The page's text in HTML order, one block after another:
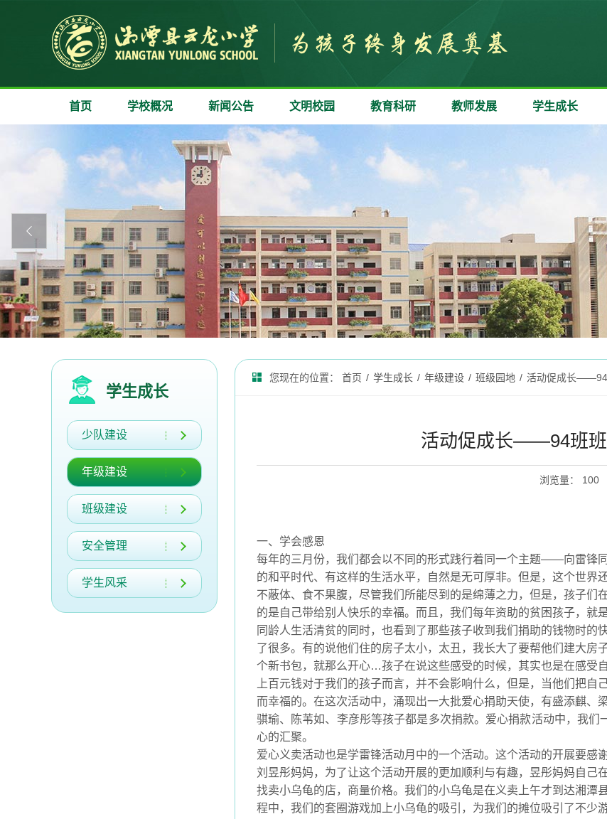
首页 学校概况 新闻公告 文明校园 教育科研 教师发展 学生成长

学生成长
少队建设
年级建设
班级建设
安全管理
学生风采
您现在的位置： 首页 / 学生成长 / 年级建设 / 班级园地 / 活动促成长——94
活动促成长——94班
浏览量： 100
一、学会感恩
每年的三月份，我们都会以不同的形式践行着同一个主题——向雷锋同
的和平时代、有这样的生活水平，自然是无可厚非。但是，这个世界
不蔽体、食不果腹，尽管我们所能尽到的是绵薄之力，但是，孩子们
的是自己带给别人快乐的幸福。而且，我们每年资助的贫困孩子，就
同龄人生活清贫的同时，也看到了那些孩子收到我们捐助的钱物时
了很多。有的说他们住的房子太小，太丑，我长大了要帮他们建大房
个新书包，就那么开心…孩子在说这些感受的时候，其实也是在感受
上百元钱对于我们的孩子而言，并不会影响什么，但是，当他们把
而幸福的。在这次活动中，涌现出一大批爱心捐助天使，有盛添麒、
骐瑜、陈苇如、李彦彤等孩子都是多次捐款。爱心捐款活动中，我
心的汇聚。
爱心义卖活动也是学雷锋活动月中的一个活动。这个活动的开展要感
刘昱彤妈妈，为了让这个活动开展的更加顺利与有趣，昱彤妈妈自己
找卖小乌龟的店，商量价格。我们的小乌龟是在义卖上午才到达湘潭
程中，我们的套圈游戏加上小乌龟的吸引，为我们的摊位吸引了不少